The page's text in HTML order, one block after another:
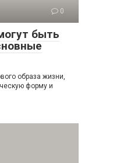
0
быть
образа жизни,
форму и